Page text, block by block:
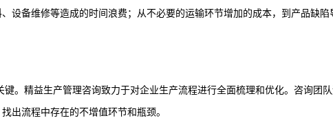
设备维修等造成的时间浪费；从不必要的运输环节增加的成本，到产品缺
。精益生产管理咨询致力于对企业生产流程进行全面梳理和优化。咨询团
出流程中存在的不增值环节和瓶颈。